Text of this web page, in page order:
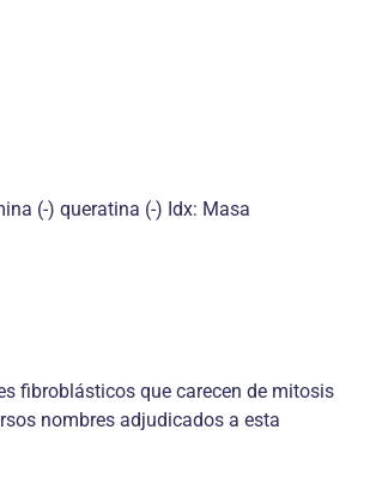
(-) queratina (-) Idx: Masa
fibroblásticos que carecen de mitosis
nombres adjudicados a esta